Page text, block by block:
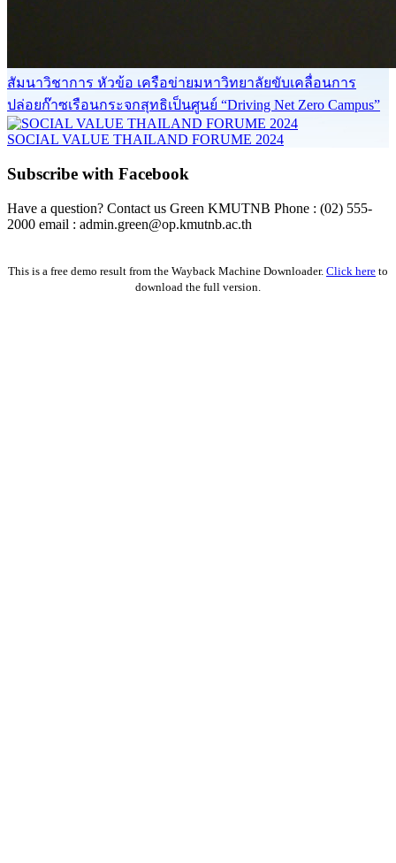
สัมนาวิชาการ หัวข้อ เครือข่ายมหาวิทยาลัยขับเคลื่อนการ
ปล่อยก๊าซเรือนกระจกสุทธิเป็นศูนย์ “Driving Net Zero Campus”
SOCIAL VALUE THAILAND FORUME 2024
Subscribe with Facebook
Have a question? Contact us Green KMUTNB Phone : (02) 555-
2000 email : admin.green@op.kmutnb.ac.th
This is a free demo result from the Wayback Machine Downloader. Click here to
download the full version.